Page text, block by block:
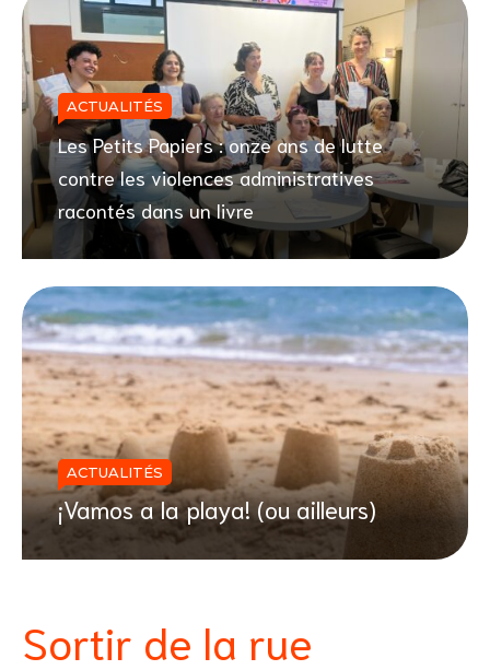
Les Petits Papiers : onze ans de lutte
contre les violences administratives
racontés dans un livre
ACTUALITÉS
¡Vamos a la playa! (ou ailleurs)
ACTUALITÉS
Sortir de la rue